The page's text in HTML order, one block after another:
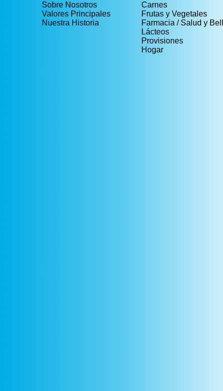
Sobre Nosotros
Valores Principales
Nuestra Historia
Carnes
Frutas y Vegetales
Farmacia / Salud y
Lácteos
Provisiones
Hogar